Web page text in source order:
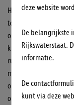
Het programma Self
toekomstbestendig en
onderhoud zijn nog
kunnen worden en
ruimte om innovaties
mogelijkheid
ontwikkelen. Zo
oplossingen die RWS
deze website
De belangrijkste
Rijkswaterstaat.
informatie.
De
kunt via deze